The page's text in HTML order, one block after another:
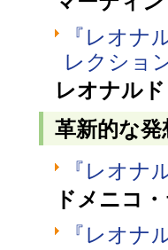
『レオ
レクショ
レオナル
革新的な発
『レオナ
ドメニコ
『レオナ